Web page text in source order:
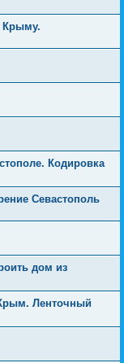
Крыму.
Кодировка
Севастополь
дом из
Ленточный